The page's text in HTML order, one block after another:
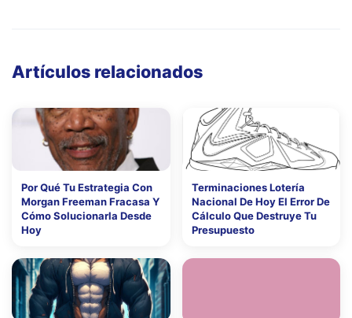
Artículos relacionados
Por Qué Tu Estrategia Con
Morgan Freeman Fracasa Y
Cómo Solucionarla Desde
Hoy
Terminaciones Lotería
Nacional De Hoy El Error De
Cálculo Que Destruye Tu
Presupuesto